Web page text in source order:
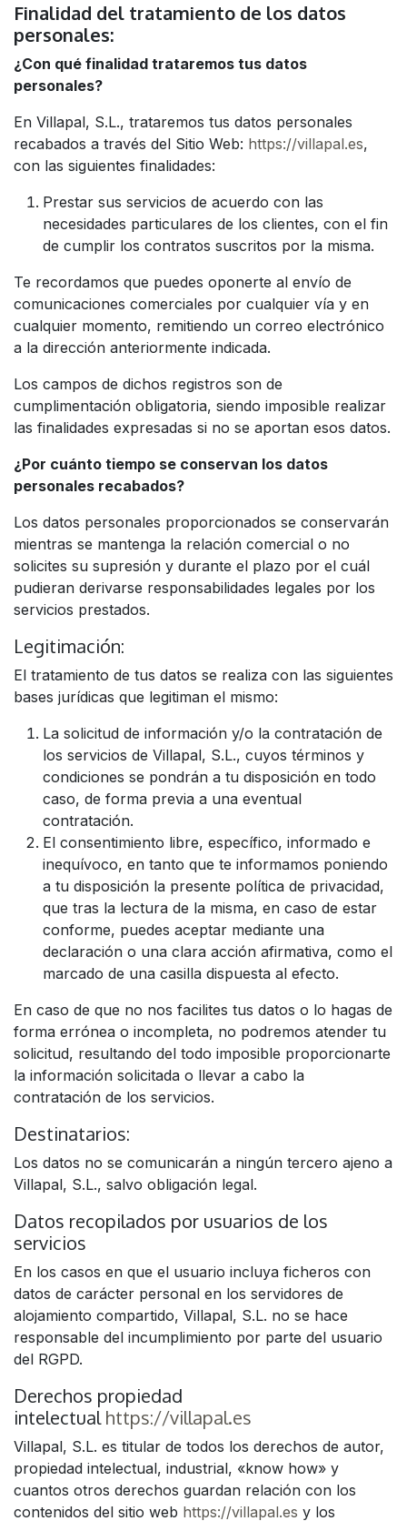
Finalidad del tratamiento de los datos
personales:
¿Con qué finalidad trataremos tus datos
personales?
En Villapal, S.L., trataremos tus datos personales
recabados a través del Sitio Web: https://villapal.es,
con las siguientes finalidades:
Prestar sus servicios de acuerdo con las
necesidades particulares de los clientes, con el fin
de cumplir los contratos suscritos por la misma.
Te recordamos que puedes oponerte al envío de
comunicaciones comerciales por cualquier vía y en
cualquier momento, remitiendo un correo electrónico
a la dirección anteriormente indicada.
Los campos de dichos registros son de
cumplimentación obligatoria, siendo imposible realizar
las finalidades expresadas si no se aportan esos datos.
¿Por cuánto tiempo se conservan los datos
personales recabados?
Los datos personales proporcionados se conservarán
mientras se mantenga la relación comercial o no
solicites su supresión y durante el plazo por el cuál
pudieran derivarse responsabilidades legales por los
servicios prestados.
Legitimación:
El tratamiento de tus datos se realiza con las siguientes
bases jurídicas que legitiman el mismo:
La solicitud de información y/o la contratación de
los servicios de Villapal, S.L., cuyos términos y
condiciones se pondrán a tu disposición en todo
caso, de forma previa a una eventual
contratación.
El consentimiento libre, específico, informado e
inequívoco, en tanto que te informamos poniendo
a tu disposición la presente política de privacidad,
que tras la lectura de la misma, en caso de estar
conforme, puedes aceptar mediante una
declaración o una clara acción afirmativa, como el
marcado de una casilla dispuesta al efecto.
En caso de que no nos facilites tus datos o lo hagas de
forma errónea o incompleta, no podremos atender tu
solicitud, resultando del todo imposible proporcionarte
la información solicitada o llevar a cabo la
contratación de los servicios.
Destinatarios:
Los datos no se comunicarán a ningún tercero ajeno a
Villapal, S.L., salvo obligación legal.
Datos recopilados por usuarios de los
servicios
En los casos en que el usuario incluya ficheros con
datos de carácter personal en los servidores de
alojamiento compartido, Villapal, S.L. no se hace
responsable del incumplimiento por parte del usuario
del RGPD.
Derechos propiedad
intelectualhttps://villapal.es
Villapal, S.L. es titular de todos los derechos de autor,
propiedad intelectual, industrial, «know how» y
cuantos otros derechos guardan relación con los
contenidos del sitio web https://villapal.es y los